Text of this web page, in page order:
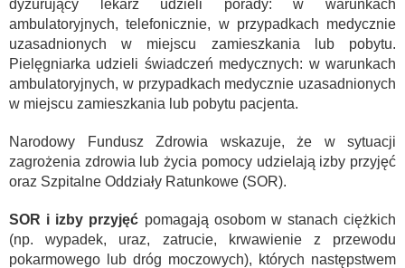
dyżurujący lekarz udzieli porady: w warunkach
ambulatoryjnych, telefonicznie, w przypadkach medycznie
uzasadnionych w miejscu zamieszkania lub pobytu.
Pielęgniarka udzieli świadczeń medycznych: w warunkach
ambulatoryjnych, w przypadkach medycznie uzasadnionych
w miejscu zamieszkania lub pobytu pacjenta.
Narodowy Fundusz Zdrowia wskazuje, że w sytuacji
zagrożenia zdrowia lub życia pomocy udzielają izby przyjęć
oraz Szpitalne Oddziały Ratunkowe (SOR).
SOR i izby przyjęć pomagają osobom w stanach ciężkich
(np. wypadek, uraz, zatrucie, krwawienie z przewodu
pokarmowego lub dróg moczowych), których następstwem